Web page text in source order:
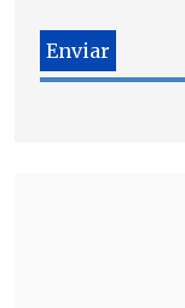
La nueva
de 2026.